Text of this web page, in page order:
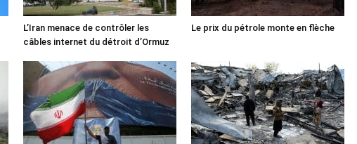
L’Iran menace de contrôler les
câbles internet du détroit d’Ormuz
Le prix du pétrole monte en flèche